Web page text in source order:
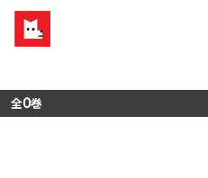
全0巻